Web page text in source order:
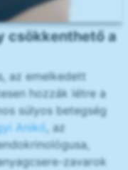
csökkenthető a
az emelkedett
hozzák létre a
súlyos betegség
Anikó , az
zavarok